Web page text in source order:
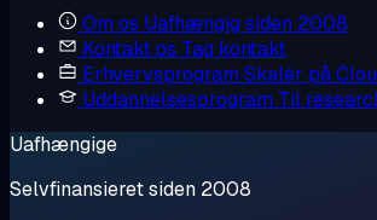
Om os Uafhængig siden 2008
Kontakt os Tag kontakt
Erhvervsprogram Skalér på
Uddannelsesprogram Til
Uafhængige
Selvfinansieret siden 2008